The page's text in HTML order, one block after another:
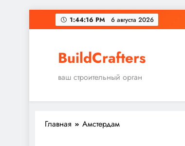
Перейти
к
1:44:17 PM 6 августа 2026
BuildCrafters
ваш строительный орган
Главная Амстердам